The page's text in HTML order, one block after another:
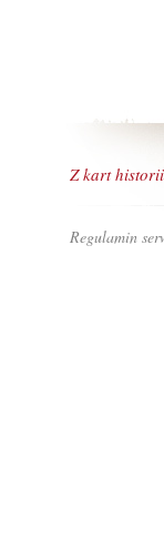
Z kart historii
Regulamin